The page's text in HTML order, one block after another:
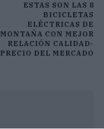
ESTAS SON LAS 8
BICICLETAS
ELÉCTRICAS DE
MONTAÑA CON MEJOR
RELACIÓN CALIDAD-
PRECIO DEL MERCADO